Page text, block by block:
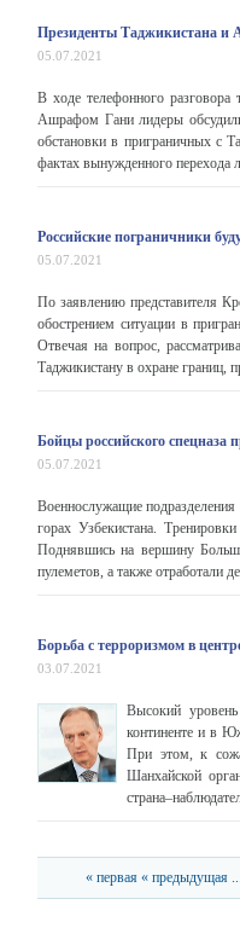
Президенты Таджикистана и
05.07.2021
В ходе телефонного
Ашрафом Гани лидеры обсудили
обстановки в приграничных с
фактах вынужденного перехода
Российские пограничники
05.07.2021
По заявлению представителя
обострением ситуации в
Отвечая на вопрос,
Таджикистану в охране границ,
Бойцы российского спецназа
05.07.2021
Военнослужащие
горах Узбекистана.
Поднявшись на вершину
пулеметов, а также отработали
Борьба с терроризмом в
03.07.2021
Высокий
континенте и в
При этом, к
Шанхайской
« первая « предыдущая